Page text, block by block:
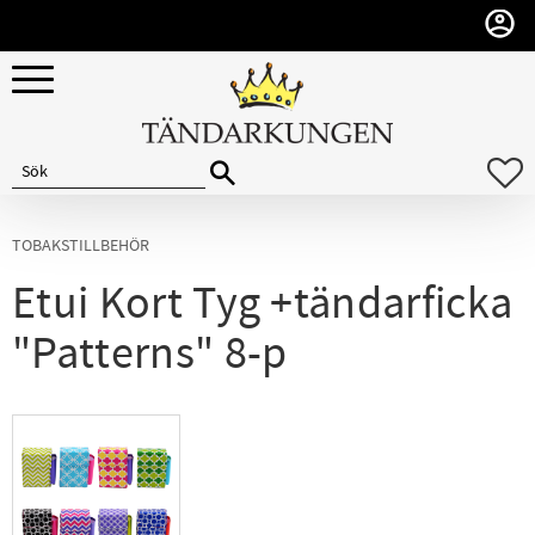
Meny
TOBAKSTILLBEHÖR
Etui Kort Tyg +tändarficka
"Patterns" 8-p